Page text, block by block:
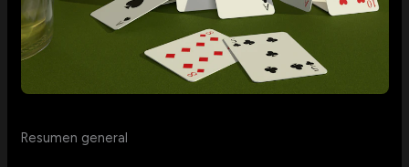
Resumen general